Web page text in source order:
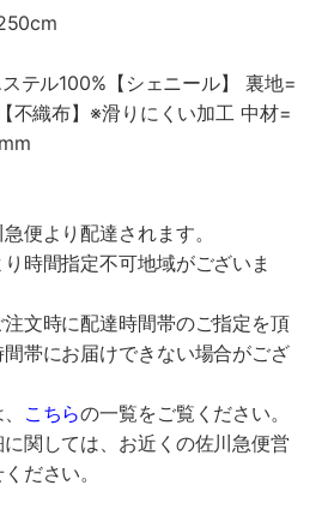
テル100%【シェニール】 裏地=
不織布】※滑りにくい加工 中材=
便より配達されます。
時間指定不可地域がございま
文時に配達時間帯のご指定を頂
帯にお届けできない場合がござ
こちらの一覧をご覧ください。
関しては、お近くの佐川急便営
ださい。